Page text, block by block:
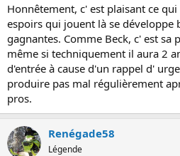
Honnêtement, c' est plaisant ce qui
espoirs qui jouent là se développe
gagnantes. Comme Beck, c' est sa
même si techniquement il aura 2
d'entrée à cause d'un rappel d'
produire pas mal régulièrement
pros.
Renégade58
Légende